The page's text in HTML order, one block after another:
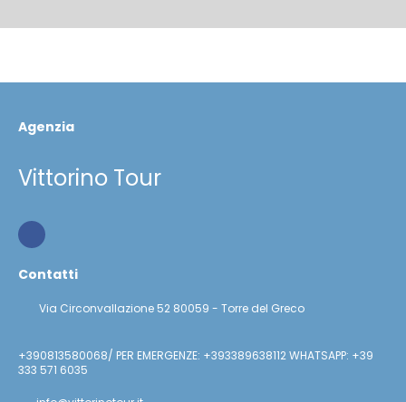
Agenzia
Vittorino Tour
Contatti
Via Circonvallazione 52 80059 - Torre del Greco
+390813580068/ PER EMERGENZE: +393389638112 WHATSAPP: +39
333 571 6035